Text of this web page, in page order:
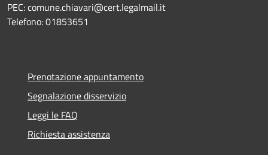
PEC: comune.chiavari@cert.legalmail.it
Telefono: 01853651
Prenotazione appuntamento
Segnalazione disservizio
Leggi le FAQ
Richiesta assistenza